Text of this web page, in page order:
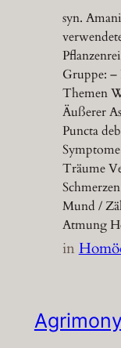
syn.
Gruppe: –
Themen
Äußerer
Puncta
Träume
Mund /
Atmung
in
Agrimony